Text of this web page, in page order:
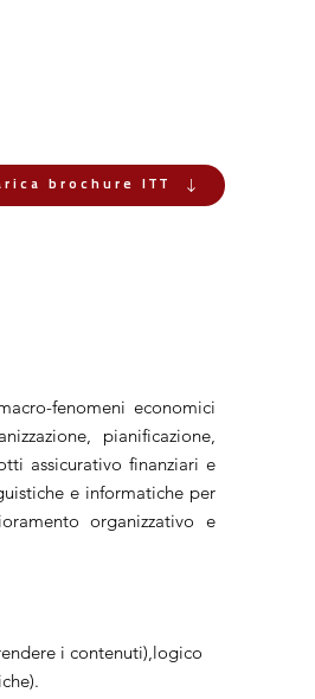
brochure ITT
fenomeni economici
pianificazione,
assicurativo finanziari e
e informatiche per
organizzativo e
i contenuti),logico